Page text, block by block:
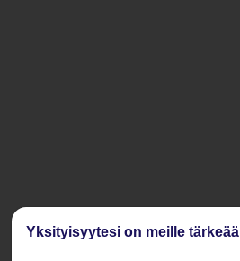
Yksityisyytesi on meille tärkeää